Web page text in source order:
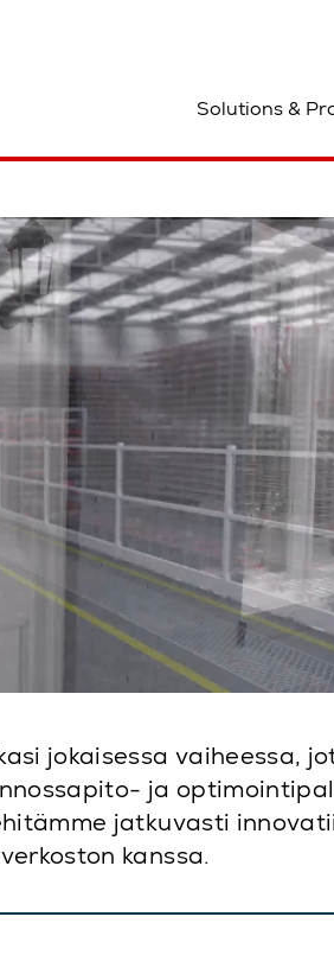
Solutions &
jokaisessa vaiheessa,
ja
jatkuvasti
kanssa.